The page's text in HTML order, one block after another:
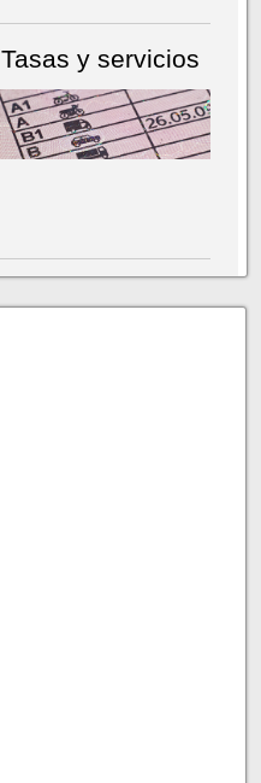
Tasas y servicios